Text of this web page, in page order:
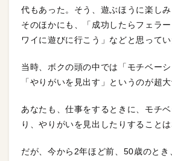
代もあった。そう、遊ぶほうに楽しみ
そのほかにも、「成功したらフェラ
ワイに遊びに行こう」などと思ってい
当時、ボクの頭の中では「モチベーシ
「やりがいを見出す」というのが超大
あなたも、仕事をするときに、モチ
り、やりがいを見出したりすること
だが、今から2年ほど前、50歳のとき